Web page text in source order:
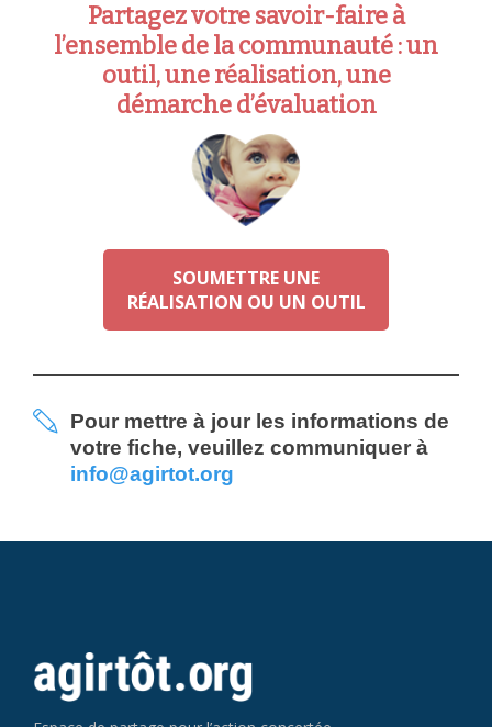
Partagez votre savoir-faire à
l’ensemble de la communauté : un
outil, une réalisation, une
démarche d’évaluation
SOUMETTRE UNE
RÉALISATION OU UN OUTIL
Pour mettre à jour les informations de
votre fiche, veuillez communiquer à
info@agirtot.org